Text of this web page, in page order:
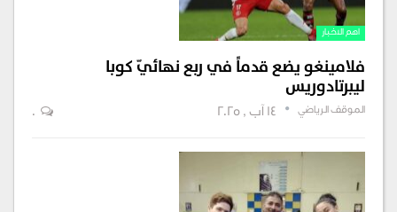
اهم الاخبار
فلامينغو يضع قدماً في ربع نهائيّ كوبا
ليبرتادوريس
الموقف الرياضي 14 آب , 2025 0